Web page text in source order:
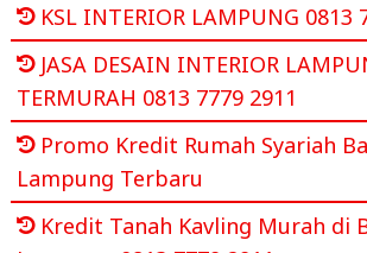
KSL INTERIOR LAMPUNG 0813
JASA DESAIN INTERIOR
TERMURAH 0813 7779 2911
Promo Kredit Rumah Syariah
Lampung Terbaru
Kredit Tanah Kavling Murah di